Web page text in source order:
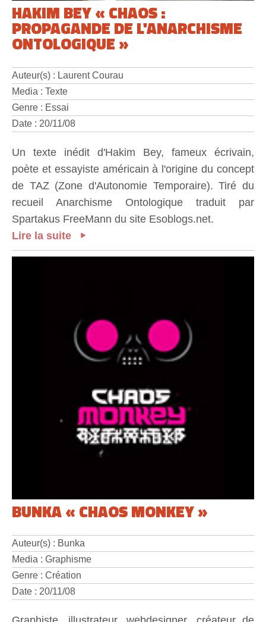
HAKIM BEY « CHAOS :
PROPAGANDE DE L'ANARCHISME
ONTOLOGIQUE »
Auteur(s) : Laurent Courau
Media : Texte
Genre : Essai
Date : 20/11/08
Un texte inédit d'Hakim Bey, fameux écrivain,
poète et essayiste américain à l'origine du concept
de TAZ (Zone d'Autonomie Temporaire). Tiré du
recueil Anarchisme Ontologique traduit par
Spartakus FreeMann du site Esoblogs.net.
Lire la suite
BUNKA « CHAOS MONKEY »
Auteur(s) : Bunka
Media : Graphisme
Genre : Création
Date : 20/11/08